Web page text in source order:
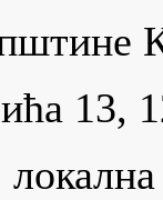
13,